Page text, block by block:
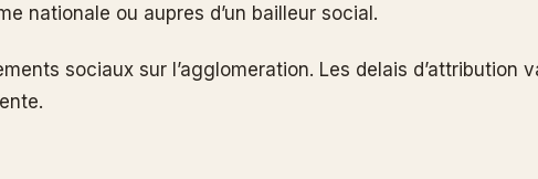
nationale ou aupres d’un bailleur social.
sociaux sur l’agglomeration. Les delais